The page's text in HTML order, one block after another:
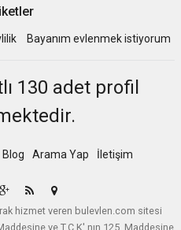
Bayanım evlenmek istiyorum
130 adet profil
Blog Arama Yap İletişim
hizmet veren bulevlen.com sitesi
ve T.C.K' nın 125. Maddesine